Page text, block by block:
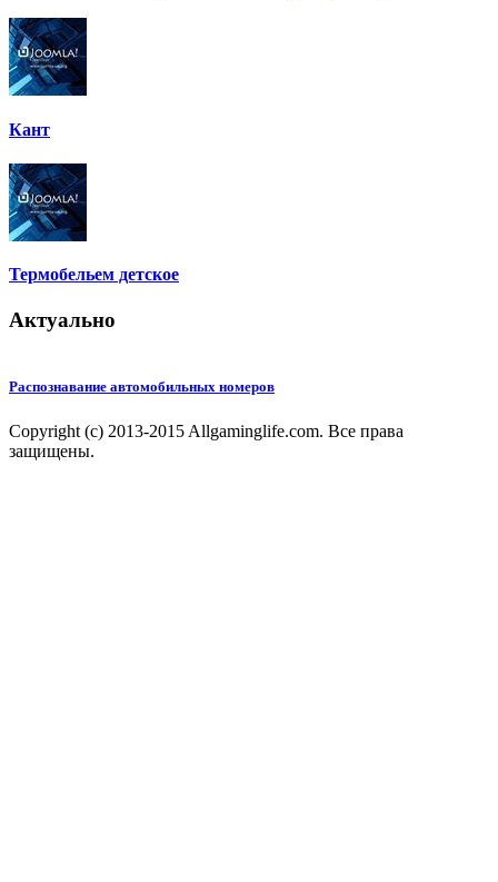
Кант
Термобельем детское
Актуально
Распознавание автомобильных номеров
Copyright (c) 2013-2015 Allgaminglife.com. Все права
защищены.